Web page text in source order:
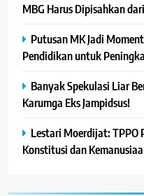
MBG Harus Dipisahkan
Putusan MK Jadi
Pendidikan untuk
Banyak Spekulasi Liar
Karumga Eks Jampidsus!
Lestari Moerdijat: TPPO
Konstitusi dan